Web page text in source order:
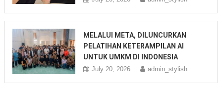
MELALUI META, DILUNCURKAN
PELATIHAN KETERAMPILAN AI
UNTUK UMKM DI INDONESIA
July 20, 2026 admin_stylish